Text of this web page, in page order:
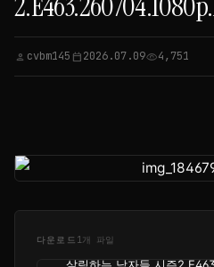
person cvbm145 calendar_today2026.07.09visibility4,751
다운로드 1개 파일